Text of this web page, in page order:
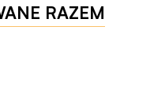
RAZEM